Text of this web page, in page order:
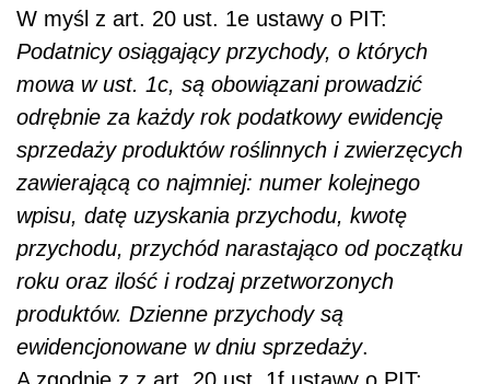
W myśl z art. 20 ust. 1e ustawy o PIT:
Podatnicy osiągający przychody, o których
mowa w ust. 1c, są obowiązani prowadzić
odrębnie za każdy rok podatkowy ewidencję
sprzedaży produktów roślinnych i zwierzęcych
zawierającą co najmniej: numer kolejnego
wpisu, datę uzyskania przychodu, kwotę
przychodu, przychód narastająco od początku
roku oraz ilość i rodzaj przetworzonych
produktów. Dzienne przychody są
ewidencjonowane w dniu sprzedaży.